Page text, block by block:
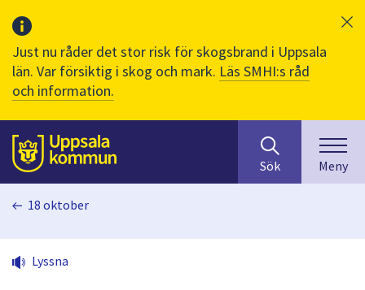
Just nu råder det stor risk för skogsbrand i Uppsala
län. Var försiktig i skog och mark. Läs SMHI:s råd
och information.
Till sidans
huvudinnehåll
efter
innehåll
på
Sök Meny
18 oktober
Lyssna